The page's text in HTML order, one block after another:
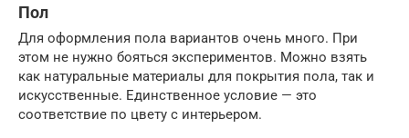
Пол
Для оформления пола вариантов очень много. При
этом не нужно бояться экспериментов. Можно взять
как натуральные материалы для покрытия пола, так и
искусственные. Единственное условие — это
соответствие по цвету с интерьером.